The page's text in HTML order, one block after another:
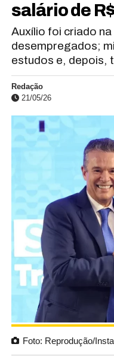
salário de
Auxílio foi criado
desempregados;
estudos e, depois,
Redação
21/05/26
Foto: Reprodução/